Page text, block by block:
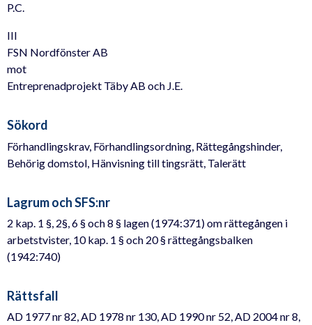
P.C.
III
FSN Nordfönster AB
mot
Entreprenadprojekt Täby AB och J.E.
Sökord
Förhandlingskrav, Förhandlingsordning, Rättegångshinder,
Behörig domstol, Hänvisning till tingsrätt, Talerätt
Lagrum och SFS:nr
2 kap. 1 §, 2§, 6 § och 8 § lagen (1974:371) om rättegången i
arbetstvister, 10 kap. 1 § och 20 § rättegångsbalken
(1942:740)
Rättsfall
AD 1977 nr 82, AD 1978 nr 130, AD 1990 nr 52, AD 2004 nr 8,